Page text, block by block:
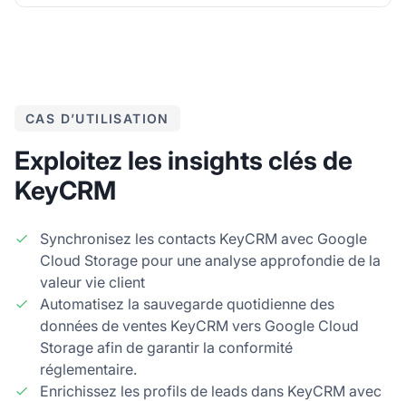
CAS D’UTILISATION
Exploitez les insights clés de
KeyCRM
Synchronisez les contacts KeyCRM avec Google
Cloud Storage pour une analyse approfondie de la
valeur vie client
Automatisez la sauvegarde quotidienne des
données de ventes KeyCRM vers Google Cloud
Storage afin de garantir la conformité
réglementaire.
Enrichissez les profils de leads dans KeyCRM avec